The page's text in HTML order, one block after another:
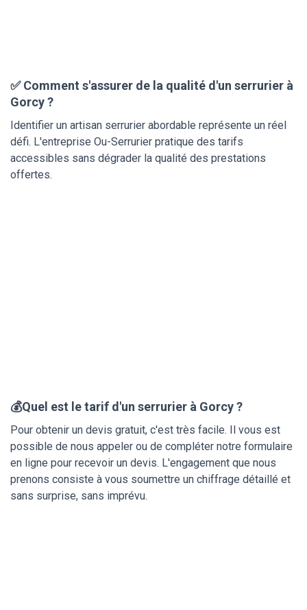
✅ Comment s'assurer de la qualité d'un serrurier à
Gorcy ?
Identifier un artisan serrurier abordable représente un réel
défi. L'entreprise Ou-Serrurier pratique des tarifs
accessibles sans dégrader la qualité des prestations
offertes.
💰Quel est le tarif d'un serrurier à Gorcy ?
Pour obtenir un devis gratuit, c'est très facile. Il vous est
possible de nous appeler ou de compléter notre formulaire
en ligne pour recevoir un devis. L'engagement que nous
prenons consiste à vous soumettre un chiffrage détaillé et
sans surprise, sans imprévu.